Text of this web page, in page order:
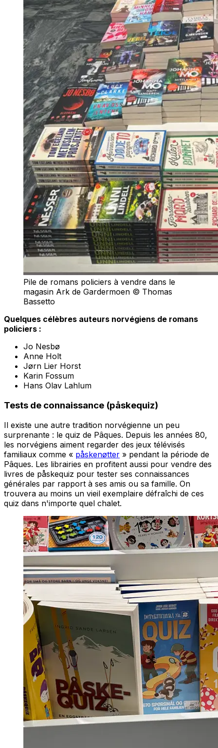
Pile de romans policiers à vendre dans le
magasin Ark de Gardermoen © Thomas
Bassetto
Quelques célèbres auteurs norvégiens de romans
policiers :
Jo Nesbø
Anne Holt
Jørn Lier Horst
Karin Fossum
Hans Olav Lahlum​
Tests de connaissance (påskequiz)
Il existe une autre tradition norvégienne un peu
surprenante : le quiz de Pâques. Depuis les années 80,
les norvégiens aiment regarder des jeux télévisés
familiaux comme « påskenøtter » pendant la période de
Pâques. Les librairies en profitent aussi pour vendre des
livres de påskequiz pour tester ses connaissances
générales par rapport à ses amis ou sa famille. On
trouvera au moins un vieil exemplaire défraîchi de ces
quiz dans n'importe quel chalet.